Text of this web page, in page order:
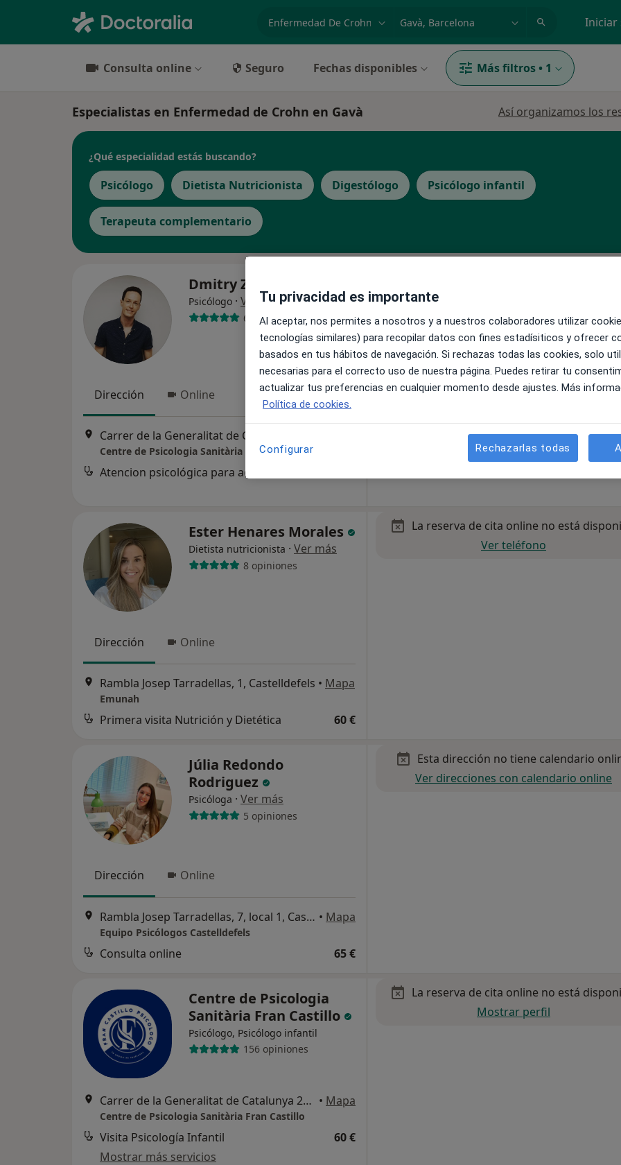
especialidad, enfermedad o nombre
p. ej. Madrid Iniciar
Consulta online Seguro Fechas disponibles Más filtros • 1
Especialistas en Enfermedad de Crohn en Gavà Así organizamos los
¿Qué especialidad estás buscando?
Psicólogo Dietista Nutricionista Digestólogo Psicólogo infantil
Terapeuta complementario
Dmitry Zenin
Psicólogo · Ver más
69 opiniones
Dirección Online
Centre de Psicologia Sanitària Fran Castillo
Atencion psicológica para adolescentes
Ester Henares Morales
Dietista nutricionista · Ver más
8 opiniones
Dirección Online
Rambla Josep Tarradellas, 1, Castelldefels • Mapa
Emunah
Primera visita Nutrición y Dietética 60 €
La reserva de cita online no está
Ver teléfono
Júlia Redondo
Rodriguez
Psicóloga · Ver más
5 opiniones
Dirección Online
Rambla Josep Tarradellas, 7, local 1, Castelldefels • Mapa
Equipo Psicólogos Castelldefels
Consulta online 65 €
Esta dirección no tiene calendario
Ver direcciones con calendario online
Centre de Psicologia
Sanitària Fran Castillo
Psicólogo, Psicólogo infantil
156 opiniones
Carrer de la Generalitat de Catalunya 22, Gavà • Mapa
Centre de Psicologia Sanitària Fran Castillo
Visita Psicología Infantil
60 €
Mostrar más servicios
La reserva de cita online no está
Mostrar perfil
Tu privacidad es importante
Al aceptar, nos permites a nosotros y a nuestros colaboradores utilizar
tecnologías similares) para recopilar datos con fines estadísiticos y ofrecer
basados en tus hábitos de navegación. Si rechazas todas las cookies, solo
necesarias para el correcto uso de nuestra página. Puedes retirar tu
actualizar tus preferencias en cualquier momento desde ajustes. Más
Política de cookies.
Configurar Rechazarlas todas